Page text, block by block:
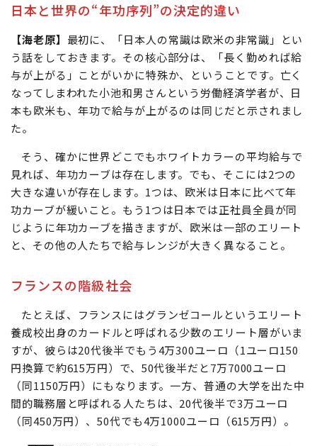
日本と世界の“年功序列”の決定的違い
【海老原】 最初に、「日本人の常識は欧米の非常識」とい
う話をしておきます。その核心部分は、「長く勤めれば給
与が上がる」ことがいかに特殊か、ということです。亡く
なってしまわれた小池和男さんという労働経済学者が、日
本も欧米も、年功で給与が上がるのは同じだと示されまし
た。
そう、確かに世界どこでもホワイトカラーの平均給与で
見れば、年功カーブは存在します。でも、そこには2つの
大きな違いが存在します。1つは、欧米は日本に比べて年
功カーブが緩いこと。もう1つは日本では正社員全員が同
じように年功カーブを描きますが、欧米は一部のエリート
と、その他の人たちで給与レンジが大きく異なること。
フランスの階級社会
たとえば、フランスにはグランゼコールというエリート
養成校出身のカードルと呼ばれる少数のエリート層がいま
すが、彼らは20代後半でもう4万300ユーロ（1ユーロ150
円換算で約615万円）で、50代後半だと7万7000ユーロ
（同1150万円）にもなります。一方、普通の大学を出た中
間的職務層と呼ばれる人たちは、20代後半で3万ユーロ
（同450万円）、50代でも4万1000ユーロ（615万円）。